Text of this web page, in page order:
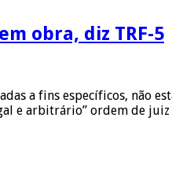
obra, diz TRF-5
a fins específicos, não
e arbitrário” ordem de